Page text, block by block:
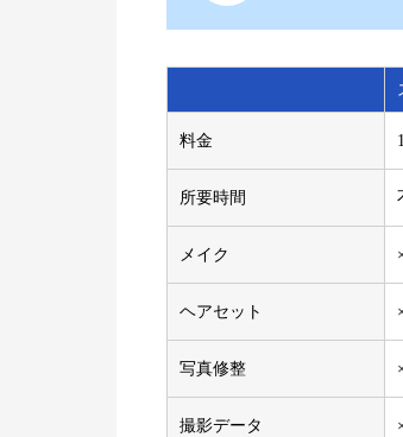
料金
所要時間
メイク
ヘアセット
写真修整
撮影データ